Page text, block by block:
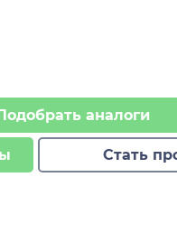
аналоги
Стать